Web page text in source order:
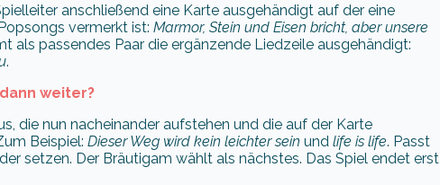
anschließend eine Karte ausgehändigt auf der eine
vermerkt ist: Marmor, Stein und Eisen bricht, aber unsere
als passendes Paar die ergänzende Liedzeile ausgehändigt:
.
weiter?
die nun nacheinander aufstehen und die auf der Karte
Beispiel: Dieser Weg wird kein leichter sein und life is life. Passt
setzen. Der Bräutigam wählt als nächstes. Das Spiel endet erst